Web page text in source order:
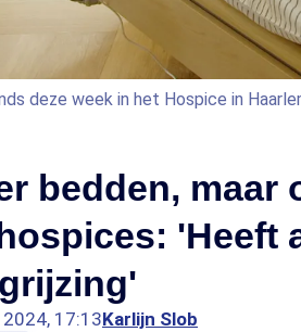
deze week in het Hospice in
bedden, maar
'Heeft
17:13Karlijn Slob